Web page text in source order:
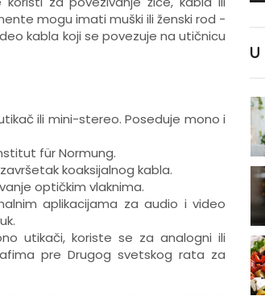
mogu imati muški ili ženski rod -
kabla koji se povezuje na utičnicu
ili mini-stereo. Poseduje mono i
für Normung.
koaksijalnog kabla.
optičkim vlaknima.
aplikacijama za audio i video
utikači, koriste se za analogni ili
pre Drugog svetskog rata za
U